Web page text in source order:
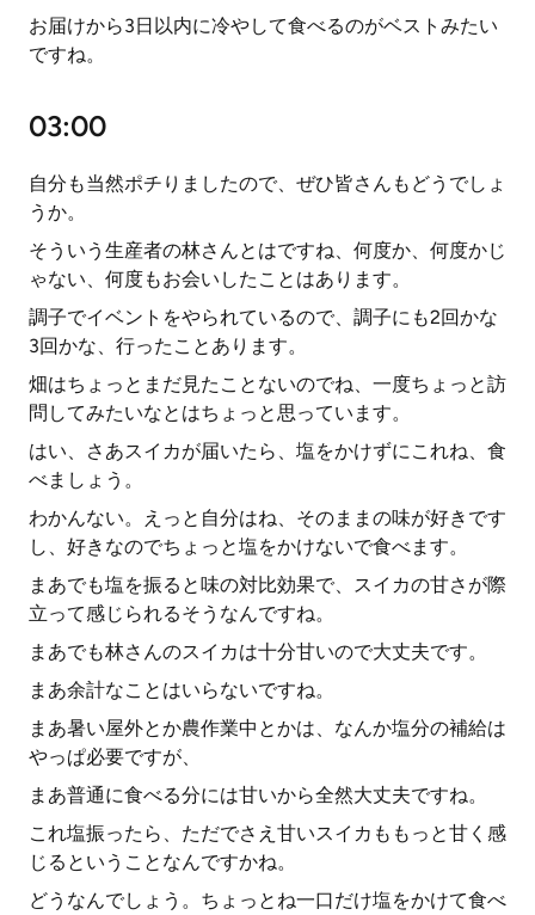
お届けから3日以内に冷やして食べるのがベストみたい
ですね。
03:00
自分も当然ポチりましたので、ぜひ皆さんもどうでしょ
うか。
そういう生産者の林さんとはですね、何度か、何度かじ
ゃない、何度もお会いしたことはあります。
調子でイベントをやられているので、調子にも2回かな
3回かな、行ったことあります。
畑はちょっとまだ見たことないのでね、一度ちょっと訪
問してみたいなとはちょっと思っています。
はい、さあスイカが届いたら、塩をかけずにこれね、食
べましょう。
わかんない。えっと自分はね、そのままの味が好きです
し、好きなのでちょっと塩をかけないで食べます。
まあでも塩を振ると味の対比効果で、スイカの甘さが際
立って感じられるそうなんですね。
まあでも林さんのスイカは十分甘いので大丈夫です。
まあ余計なことはいらないですね。
まあ暑い屋外とか農作業中とかは、なんか塩分の補給は
やっぱ必要ですが、
まあ普通に食べる分には甘いから全然大丈夫ですね。
これ塩振ったら、ただでさえ甘いスイカももっと甘く感
じるということなんですかね。
どうなんでしょう。ちょっとね一口だけ塩をかけて食べ